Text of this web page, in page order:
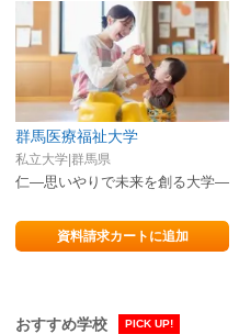
群馬医療福祉大学
私立大学|群馬県
仁—思いやりで未来を創る大学—
資料請求カートに追加
おすすめ学校 PICK UP!